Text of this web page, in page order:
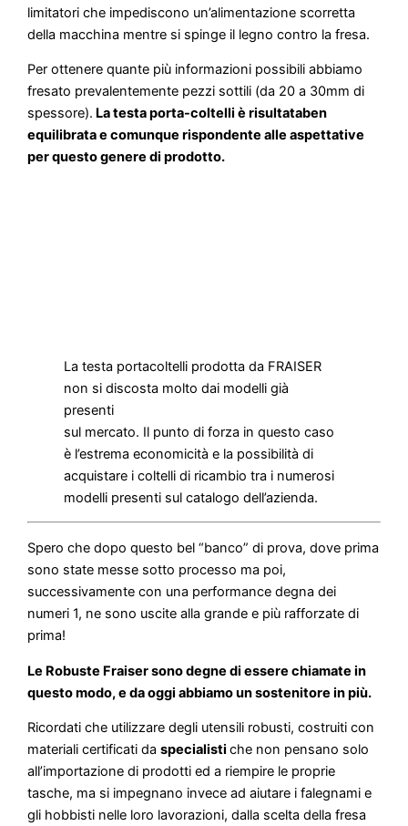
limitatori che impediscono un’alimentazione scorretta
della macchina mentre si spinge il legno contro la fresa.
Per ottenere quante più informazioni possibili abbiamo
fresato prevalentemente pezzi sottili (da 20 a 30mm di
spessore). La testa porta-coltelli è risultataben
equilibrata e comunque rispondente alle aspettative
per questo genere di prodotto.
La testa portacoltelli prodotta da FRAISER
non si discosta molto dai modelli già
presenti
sul mercato. Il punto di forza in questo caso
è l’estrema economicità e la possibilità di
acquistare i coltelli di ricambio tra i numerosi
modelli presenti sul catalogo dell’azienda.
Spero che dopo questo bel “banco” di prova, dove prima
sono state messe sotto processo ma poi,
successivamente con una performance degna dei
numeri 1, ne sono uscite alla grande e più rafforzate di
prima!
Le Robuste Fraiser sono degne di essere chiamate in
questo modo, e da oggi abbiamo un sostenitore in più.
Ricordati che utilizzare degli utensili robusti, costruiti con
materiali certificati daspecialistiche non pensano solo
all’importazione di prodotti ed a riempire le proprie
tasche, ma si impegnano invece ad aiutare i falegnami e
gli hobbisti nelle loro lavorazioni, dalla scelta della fresa